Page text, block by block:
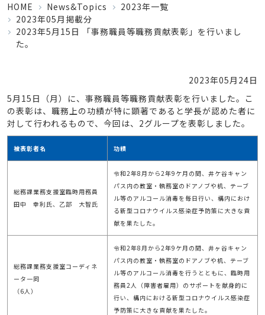
HOME News&Topics
2023年一覧
2023年05月掲載分
2023年5月15日 「事務職員等職務貢献表彰」を行いまし
た。
2023年05月24日
5月15日（月）に、事務職員等職務貢献表彰を行いました。こ
の表彰は、職務上の功績が特に顕著であると学長が認めた者に
対して行われるもので、今回は、2グループを表彰しました。
被表彰者名 功績
総務課業務支援室臨時用務員
田中 幸利氏、乙部 大智氏
令和2年8月から2年9ケ月の間、井ケ谷キャン
パス内の教室・執務室のドアノブや机、テーブ
ル等のアルコール消毒を毎日行い、構内におけ
る新型コロナウイルス感染症予防策に大きな貢
献を果たした。
総務課業務支援室コーディネ
ータ一同
（6人）
令和2年8月から2年9ケ月の間、井ヶ谷キャン
パス内の教室・執務室のドアノブや机、テーブ
ル等のアルコール消毒を行うとともに、臨時用
務員2人（障害者雇用）のサポートを献身的に
行い、構内における新型コロナウイルス感染症
予防策に大きな貢献を果たした。